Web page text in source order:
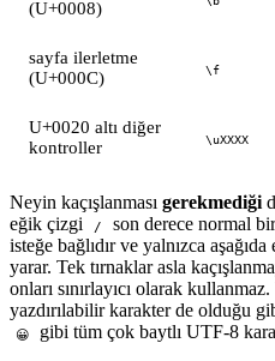
(U+0008)
sayfa ilerletme
(U+000C)
\f
U+0020 altı diğer
kontroller
\uXXXX
Neyin kaçışlanması gerekmediği
eğik çizgi
/
son derece normal
isteğe bağlıdır ve yalnızca
yarar. Tek tırnaklar asla
onları sınırlayıcı olarak
yazdırılabilir karakter de olduğu
😀
gibi tüm çok baytlı UTF-8